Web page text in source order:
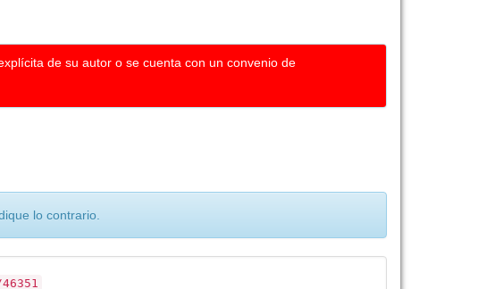
de su autor o se cuenta con un convenio de
lo contrario.